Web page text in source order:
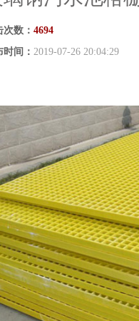
次数： 4694
时间： 2019-07-26 20:04:29